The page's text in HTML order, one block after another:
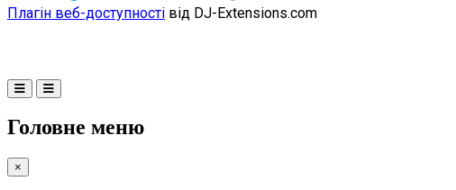
Плагін веб-доступності від DJ-Extensions.com
Головне меню
×